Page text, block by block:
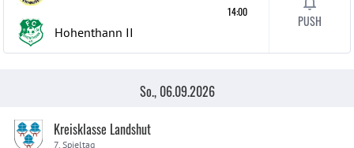
Hohenthann II
14:00
PUSH
So., 06.09.2026
Kreisklasse Landshut
7. Spieltag